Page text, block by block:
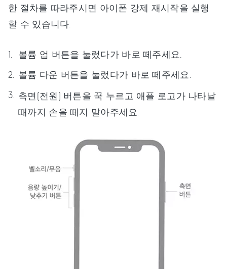
한 절차를 따라주시면 아이폰 강제 재시작을 실행
할 수 있습니다.
볼륨 업 버튼을 눌렀다가 바로 떼주세요.
볼륨 다운 버튼을 눌렀다가 바로 떼주세요.
측면(전원) 버튼을 꾹 누르고 애플 로고가 나타날
때까지 손을 떼지 말아주세요.